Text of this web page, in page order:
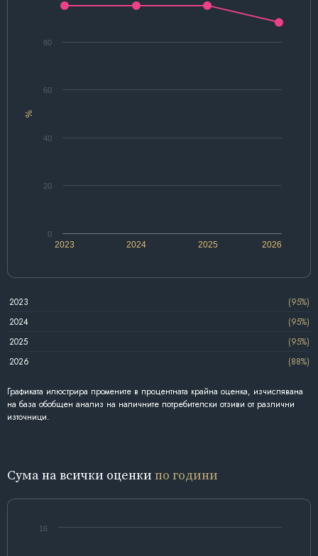
%
2024 2026
2023 2025
0
20
40
60
80
2023
(95%)
2024
(95%)
2025
(95%)
2026
(88%)
Графиката илюстрира промените в процентната крайна оценка, изчислявана
на база обобщен анализ на наличните потребителски отзиви от различни
източници.
Сума на всички оценки по години
16